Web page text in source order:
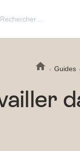
for:
Guides